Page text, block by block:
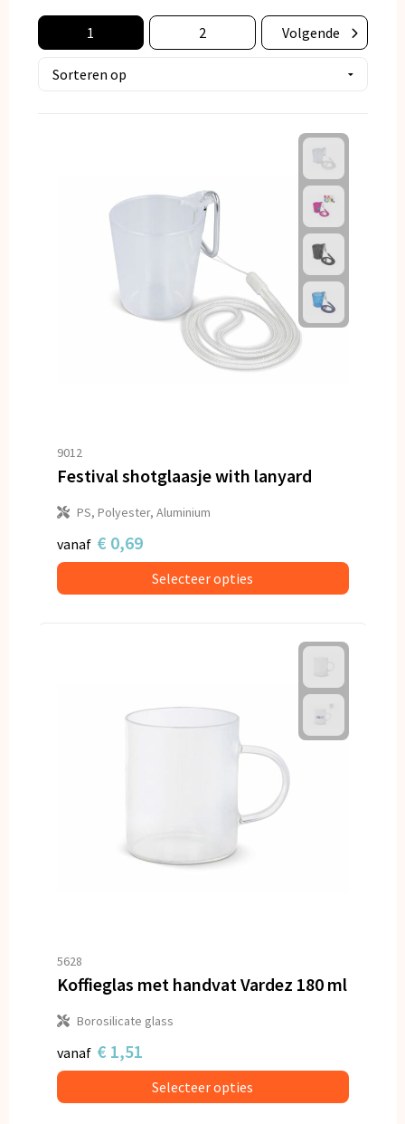
Kerst
Persoonlijke verzorging
Reisbenodigdheden
Spellen voor binnen en buiten
Veiligheid, Auto en Fiets
Vrije tijd en Strand
Anti-stress
1 2 Volgende
9012
Festival shotglaasje with lanyard
PS, Polyester, Aluminium
vanaf € 0,69
Selecteer opties
5628
Koffieglas met handvat Vardez 180 ml
Borosilicate glass
vanaf € 1,51
Selecteer opties